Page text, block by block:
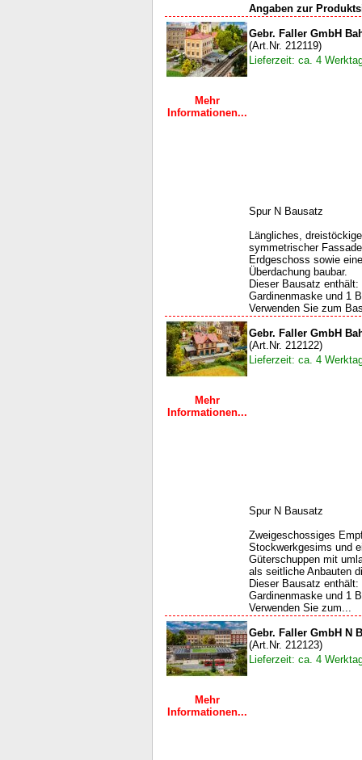
Angaben zur
Mehr
Informationen...
Gebr. Faller GmbH
(Art.Nr. 212119)
Lieferzeit: ca. 4
Spur N Bausatz
Längliches,
symmetrischer
Erdgeschoss sowie
Überdachung baubar.
Dieser Bausatz
Gardinenmaske und 1
Verwenden Sie zum
Mehr
Informationen...
Gebr. Faller GmbH
(Art.Nr. 212122)
Lieferzeit: ca. 4
Spur N Bausatz
Zweigeschossiges
Stockwerkgesims und
Güterschuppen mit
als seitliche Anbauten
Dieser Bausatz
Gardinenmaske und 1
Verwenden Sie zum...
Mehr
Informationen...
Gebr. Faller GmbH N
(Art.Nr. 212123)
Lieferzeit: ca. 4